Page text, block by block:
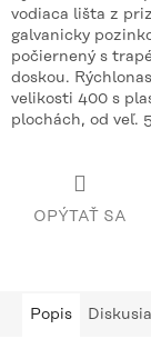
vodiaca lišta z
galvanicky
počiernený s
doskou.
velikosti 400 s
plochách, od veľ.
OPÝTAŤ SA
Popis Diskusia